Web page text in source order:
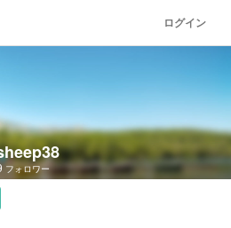
ログイン
フォロワー